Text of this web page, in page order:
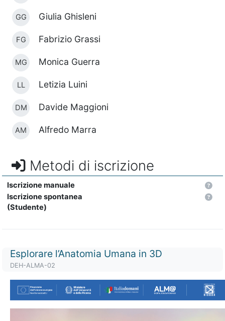
GG Giulia Ghisleni
FG Fabrizio Grassi
MG Monica Guerra
LL Letizia Luini
DM Davide Maggioni
AM Alfredo Marra
Metodi di iscrizione
Iscrizione manuale
Iscrizione spontanea
(Studente)
Titolo del corso
Esplorare l’Anatomia Umana in 3D
Codice identificativo del corso
DEH-ALMA-02